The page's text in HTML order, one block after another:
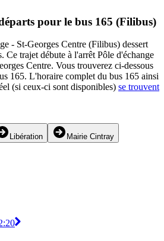
pour le bus 165 (Filibus)
- St-Georges Centre (Filibus) dessert
Ce trajet débute à l'arrêt Pôle d'échange
Centre. Vous trouverez ci-dessous
165. L'horaire complet du bus 165 ainsi
(si ceux-ci sont disponibles) se trouvent
Libération Mairie Cintray